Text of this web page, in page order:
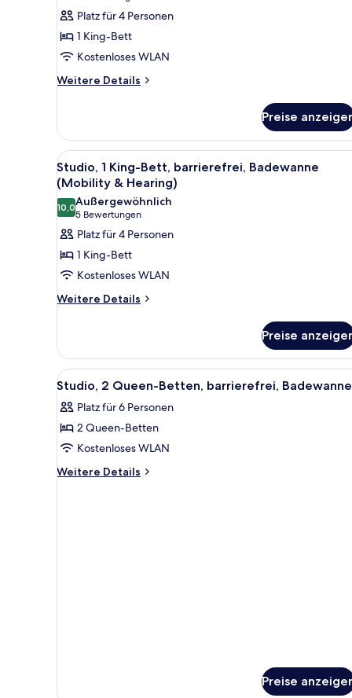
Studio,
1 King-
Bett,
barrierefrei,
Badewanne
Bewertungen)
Platz für 4 Personen
1 King-Bett
Kostenloses WLAN
Weitere Details
Weitere
1 King-
Bett,
barrierefrei,
Badewanne
Preise
Alle
Fotos
für
Studio,
1 King-
Bett,
barrierefrei,
Badewanne
(Mobility
anzeigen
Ein großes Bett mit weißer
5
Studio, 1 King-Bett, barrierefrei, Badewanne
(Mobility & Hearing)
10,010,0 von 10
Außergewöhnlich
5 Bewertungen
(5
Bewertungen)
Platz für 4 Personen
1 King-Bett
Kostenloses WLAN
Weitere Details
Weitere
1 King-
Bett,
barrierefrei,
(Mobility
&
Preise
Alle
Fotos
für
Studio,
2 Queen-
Betten,
Ein Hotelzimmer mit einem
6
Studio, 2 Queen-Betten, barrierefrei, Badewanne
Platz für 6 Personen
2 Queen-Betten
Kostenloses WLAN
Weitere Details
Weitere
Preise